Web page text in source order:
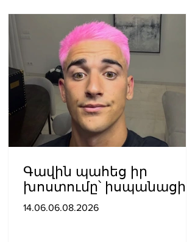
Գավին պահեց իր
խոստումը՝ իսպանացին
մազերը վարդագույն
14.06.06.08.2026